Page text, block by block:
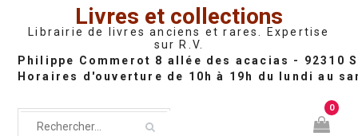
Livres et collections
Librairie de livres anciens et rares. Expertise
sur R.V.
0